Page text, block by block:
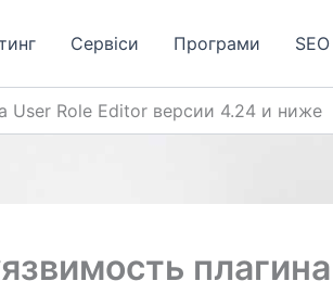
Сервіси Програми SЕО
User Role Editor версии 4.24 и ниже